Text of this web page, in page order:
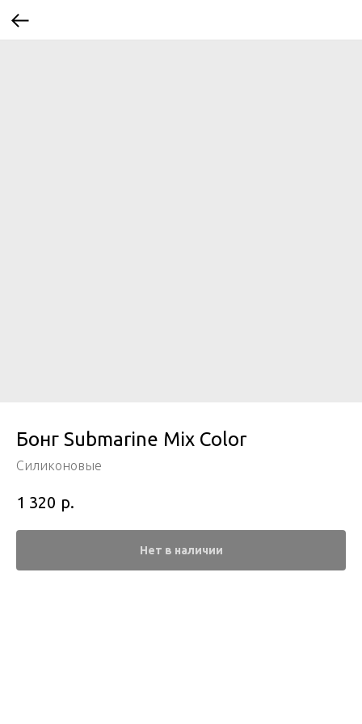
Бонг Submarine Mix Color
Силиконовые
1 320 р.
Нет в наличии